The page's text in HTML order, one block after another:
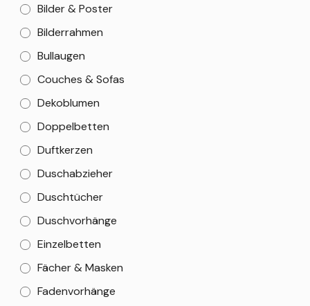
Bilder & Poster
Bilderrahmen
Bullaugen
Couches & Sofas
Dekoblumen
Doppelbetten
Duftkerzen
Duschabzieher
Duschtücher
Duschvorhänge
Einzelbetten
Fächer & Masken
Fadenvorhänge